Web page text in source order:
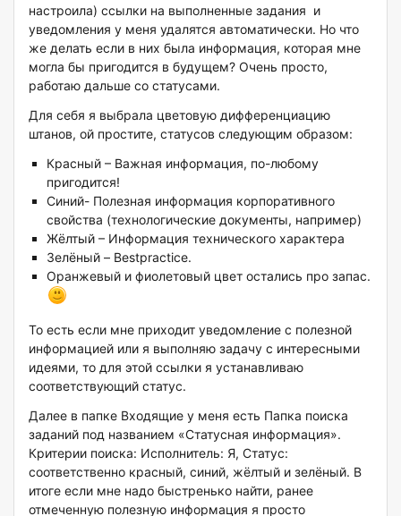
настроила) ссылки на выполненные задания и
уведомления у меня удалятся автоматически. Но что
же делать если в них была информация, которая мне
могла бы пригодится в будущем? Очень просто,
работаю дальше со статусами.
Для себя я выбрала цветовую дифференциацию
штанов, ой простите, статусов следующим образом:
Красный – Важная информация, по-любому
пригодится!
Синий- Полезная информация корпоративного
свойства (технологические документы, например)
Жёлтый – Информация технического характера
Зелёный – Bestpractice.
Оранжевый и фиолетовый цвет остались про запас.
То есть если мне приходит уведомление с полезной
информацией или я выполняю задачу с интересными
идеями, то для этой ссылки я устанавливаю
соответствующий статус.
Далее в папке Входящие у меня есть Папка поиска
заданий под названием «Статусная информация».
Критерии поиска: Исполнитель: Я, Статус:
соответственно красный, синий, жёлтый и зелёный. В
итоге если мне надо быстренько найти, ранее
отмеченную полезную информация я просто